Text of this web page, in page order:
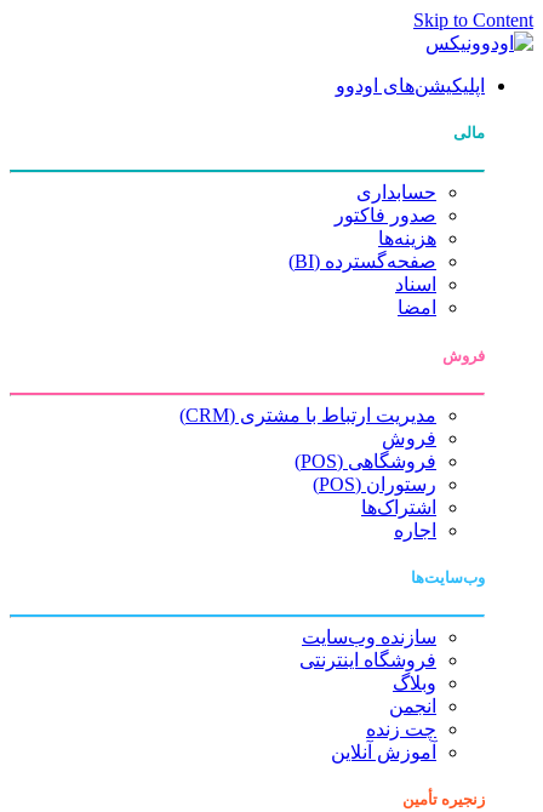
Skip to Content
اپلیکیشن‌های اودوو
مالی
حسابداری
صدور فاکتور
هزینه‌ها
صفحه‌گسترده (BI)
اسناد
امضا
فروش
مدیریت ارتباط با مشتری (CRM)
فروش
فروشگاهی (POS)
رستوران (POS)
اشتراک‌ها
اجاره
وب‌سایت‌ها
سازنده وب‌سایت
فروشگاه اینترنتی
وبلاگ
انجمن
چت زنده
آموزش آنلاین
زنجیره تأمین